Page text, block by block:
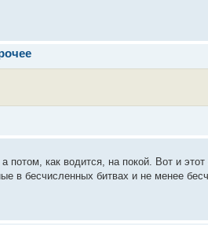
потом, как водится, на покой. Вот и
в бесчисленных битвах и не менее